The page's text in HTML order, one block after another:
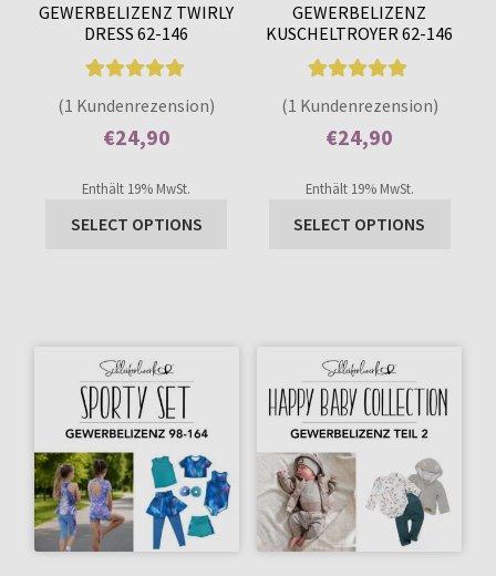
GEWERBELIZENZ TWIRLY
DRESS 62-146
basierend auf
(1 Kundenrezension)
€24,90
Enthält 19% MwSt.
SELECT OPTIONS
GEWERBELIZENZ
KUSCHELTROYER 62-146
basierend auf
(1 Kundenrezension)
€24,90
Enthält 19% MwSt.
SELECT OPTIONS